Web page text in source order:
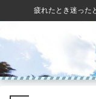
疲れたとき迷った